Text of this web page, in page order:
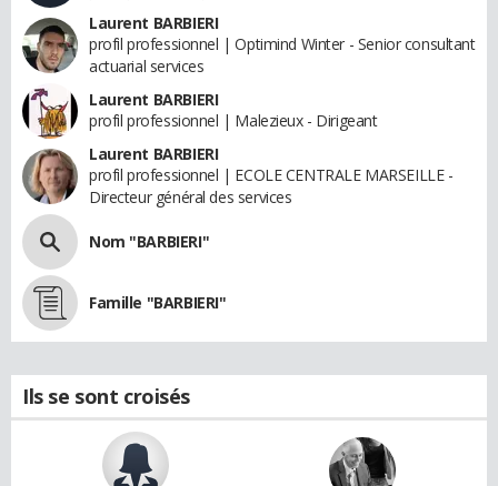
Laurent BARBIERI
profil professionnel | Optimind Winter - Senior consultant
actuarial services
Laurent BARBIERI
profil professionnel | Malezieux - Dirigeant
Laurent BARBIERI
profil professionnel | ECOLE CENTRALE MARSEILLE -
Directeur général des services
Nom "BARBIERI"
Famille "BARBIERI"
Ils se sont croisés